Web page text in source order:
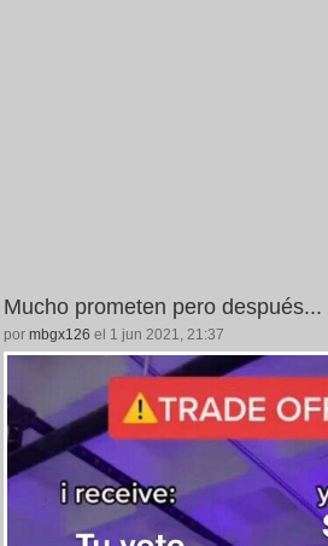
Mucho prometen pero después...
por mbgx126 el 1 jun 2021, 21:37